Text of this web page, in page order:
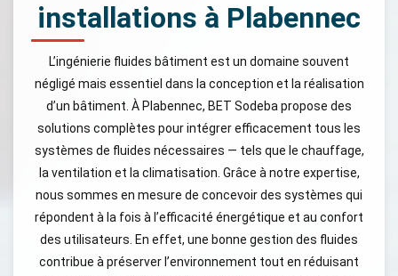
installations à Plabennec
L’ingénierie fluides bâtiment est un domaine souvent
négligé mais essentiel dans la conception et la réalisation
d’un bâtiment. À Plabennec, BET Sodeba propose des
solutions complètes pour intégrer efficacement tous les
systèmes de fluides nécessaires — tels que le chauffage,
la ventilation et la climatisation. Grâce à notre expertise,
nous sommes en mesure de concevoir des systèmes qui
répondent à la fois à l’efficacité énergétique et au confort
des utilisateurs. En effet, une bonne gestion des fluides
contribue à préserver l’environnement tout en réduisant